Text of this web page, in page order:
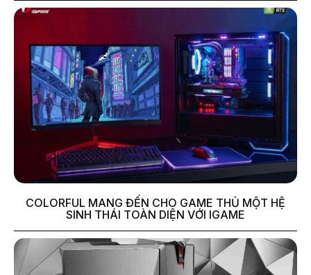
COLORFUL MANG ĐẾN CHO GAME THỦ MỘT HỆ
SINH THÁI TOÀN DIỆN VỚI IGAME